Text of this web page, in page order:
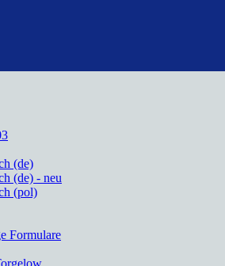
(de)
(de) - neu
(pol)
Formulare